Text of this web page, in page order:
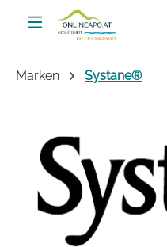
Zum Hauptinhalt springen
Marken Systane®